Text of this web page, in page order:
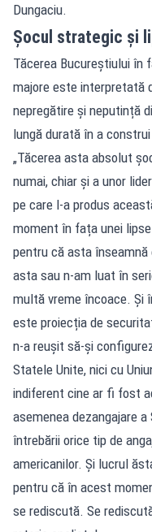
Dungaciu.
Șocul strategic și
Tăcerea Bucureștiului
majore este interpretată
nepregătire și neputință
lungă durată în a
„Tăcerea asta absolut
numai, chiar și a unor
pe care l-a produs
moment în fața unei
pentru că asta
asta sau n-am luat în
multă vreme încoace. Și
este proiecția de
n-a reușit să-și
Statele Unite, nici cu
indiferent cine ar fi fost
asemenea dezangajare
întrebării orice tip de
americanilor. Și lucrul
pentru că în acest
se rediscută. Se